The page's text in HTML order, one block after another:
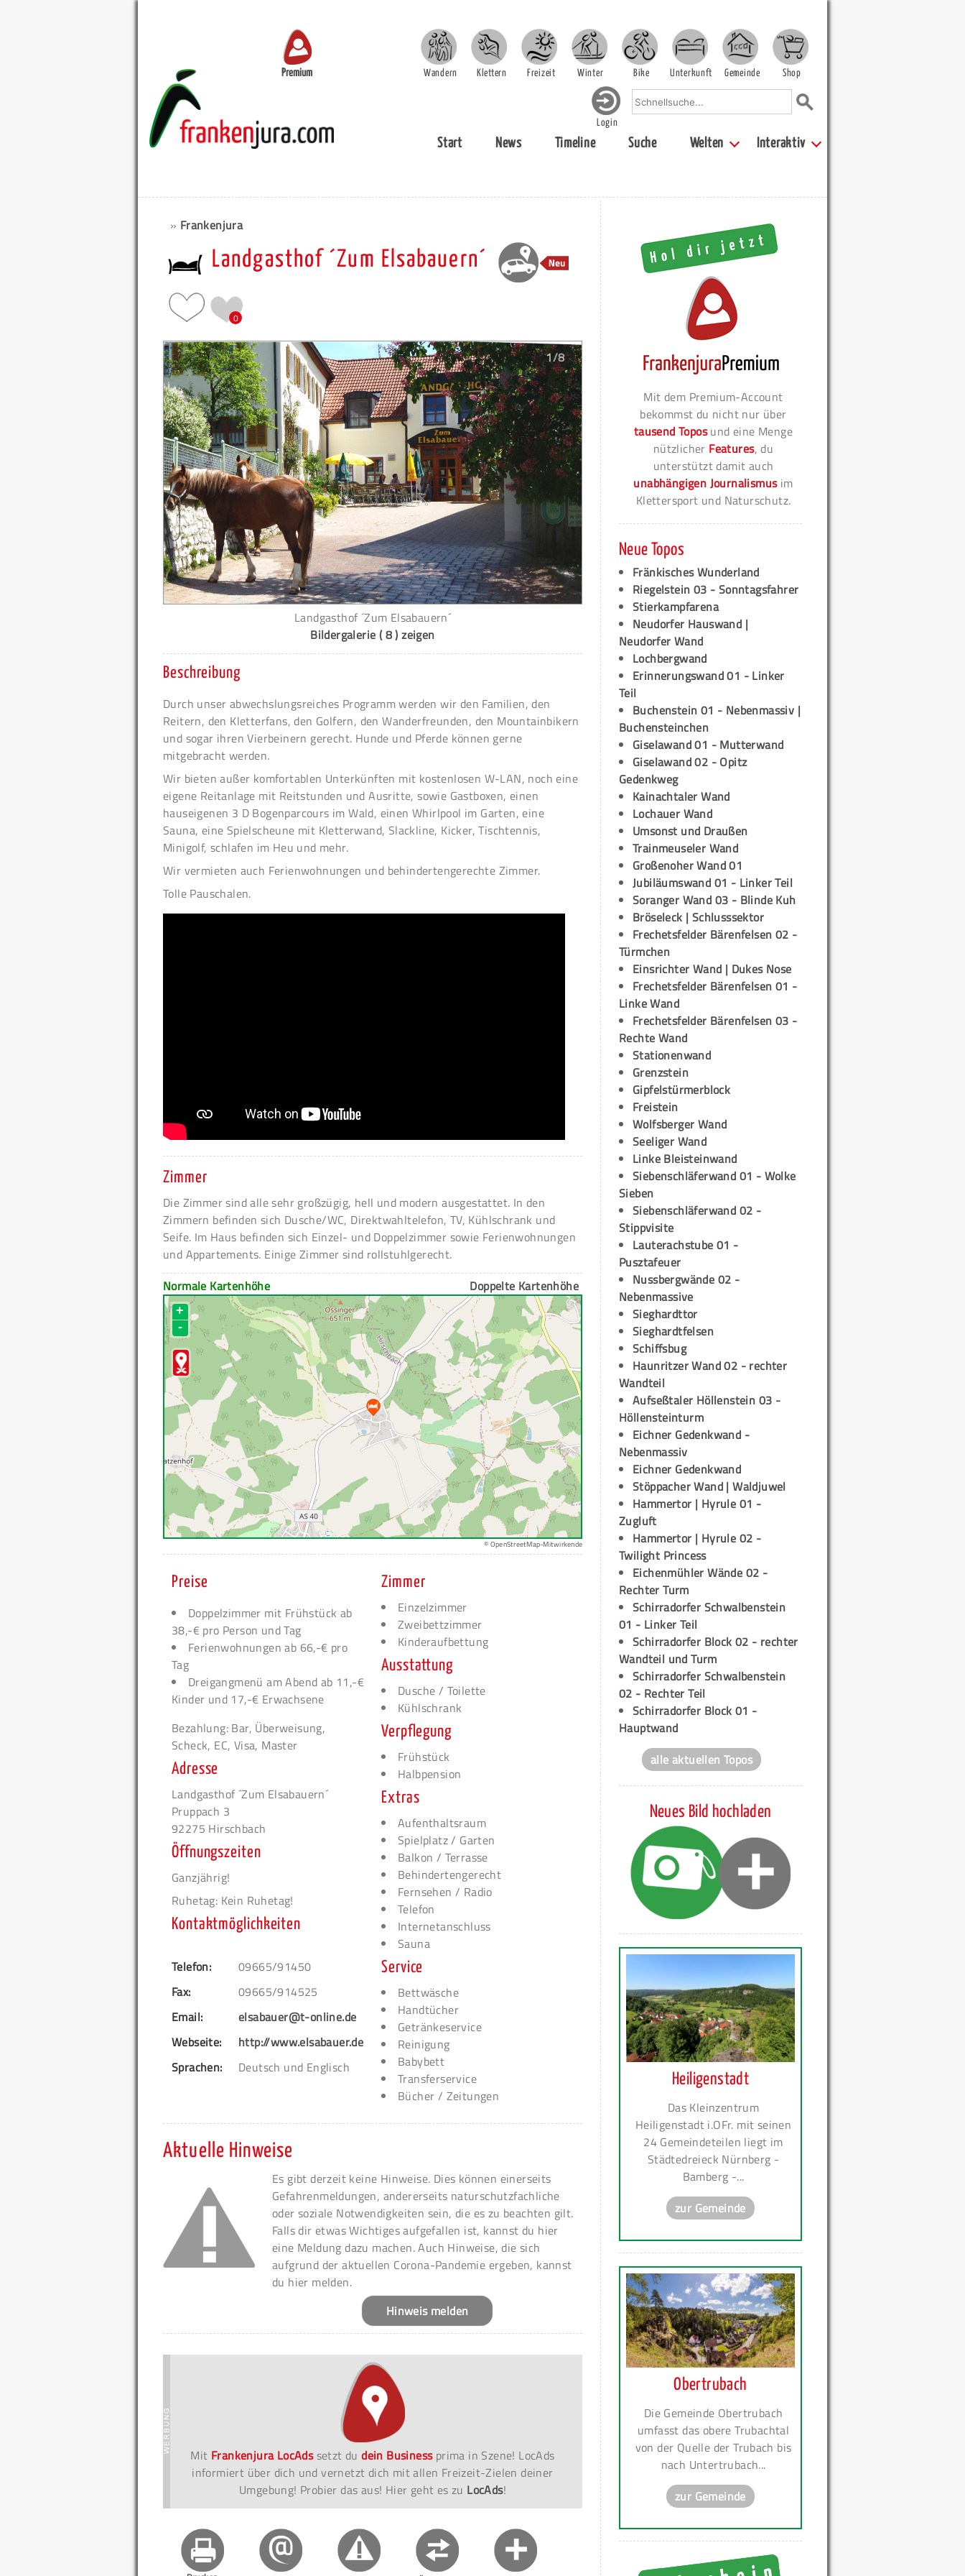
Premium Wandern Klettern Freizeit Winter Bike Unterkunft Gemeinde Shop
Login
Start News Timeline Suche Welten Interaktiv
» Frankenjura
Landgasthof ´Zum Elsabauern´
0
1/8
Landgasthof ´Zum Elsabauern´
Bildergalerie ( 8 ) zeigen
Beschreibung
Durch unser abwechslungsreiches Programm werden wir den Familien, den
Reitern, den Kletterfans, den Golfern, den Wanderfreunden, den Mountainbikern
und sogar ihren Vierbeinern gerecht. Hunde und Pferde können gerne
mitgebracht werden.
Wir bieten außer komfortablen Unterkünften mit kostenlosen W-LAN, noch eine
eigene Reitanlage mit Reitstunden und Ausritte, sowie Gastboxen, einen
hauseigenen 3 D Bogenparcours im Wald, einen Whirlpool im Garten, eine
Sauna, eine Spielscheune mit Kletterwand, Slackline, Kicker, Tischtennis,
Minigolf, schlafen im Heu und mehr.
Wir vermieten auch Ferienwohnungen und behindertengerechte Zimmer.
Tolle Pauschalen.
Zimmer
Die Zimmer sind alle sehr großzügig, hell und modern ausgestattet. In den
Zimmern befinden sich Dusche/WC, Direktwahltelefon, TV, Kühlschrank und
Seife. Im Haus befinden sich Einzel- und Doppelzimmer sowie Ferienwohnungen
und Appartements. Einige Zimmer sind rollstuhlgerecht.
Normale Kartenhöhe
Doppelte Kartenhöhe
+
-
© OpenStreetMap-Mitwirkende
Preise
Doppelzimmer mit Frühstück ab
38,-€ pro Person und Tag
Ferienwohnungen ab 66,-€ pro
Tag
Dreigangmenü am Abend ab 11,-€
Kinder und 17,-€ Erwachsene
Bezahlung: Bar, Überweisung,
Scheck, EC, Visa, Master
Adresse
Landgasthof ´Zum Elsabauern´
Pruppach 3
92275 Hirschbach
Öffnungszeiten
Ganzjährig!
Ruhetag: Kein Ruhetag!
Kontaktmöglichkeiten
Telefon:
09665/91450
Fax:
09665/914525
Email:
elsabauer@t-online.de
Webseite:
http://www.elsabauer.de
Sprachen:
Deutsch und Englisch
Zimmer
Einzelzimmer
Zweibettzimmer
Kinderaufbettung
Ausstattung
Dusche / Toilette
Kühlschrank
Verpflegung
Frühstück
Halbpension
Extras
Aufenthaltsraum
Spielplatz / Garten
Balkon / Terrasse
Behindertengerecht
Fernsehen / Radio
Telefon
Internetanschluss
Sauna
Service
Bettwäsche
Handtücher
Getränkeservice
Reinigung
Babybett
Transferservice
Bücher / Zeitungen
Aktuelle Hinweise
Es gibt derzeit keine Hinweise. Dies können einerseits
Gefahrenmeldungen, andererseits naturschutzfachliche
oder soziale Notwendigkeiten sein, die es zu beachten gilt.
Falls dir etwas Wichtiges aufgefallen ist, kannst du hier
eine Meldung dazu machen. Auch Hinweise, die sich
aufgrund der aktuellen Corona-Pandemie ergeben, kannst
du hier melden.
Hinweis melden
Mit Frankenjura LocAdssetzt dudein Businessprima in Szene! LocAds
informiert über dich und vernetzt dich mit allen Freizeit-Zielen deiner
Umgebung! Probier das aus! Hier geht es zu LocAds!
Mit dem Premium-Account
bekommst du nicht nur über
tausend Toposund eine Menge
nützlicher Features, du
unterstützt damit auch
unabhängigen Journalismusim
Klettersport und Naturschutz.
Neue Topos
Fränkisches Wunderland
Riegelstein 03 - Sonntagsfahrer
Stierkampfarena
Neudorfer Hauswand |
Neudorfer Wand
Lochbergwand
Erinnerungswand 01 - Linker
Teil
Buchenstein 01 - Nebenmassiv |
Buchensteinchen
Giselawand 01 - Mutterwand
Giselawand 02 - Opitz
Gedenkweg
Kainachtaler Wand
Lochauer Wand
Umsonst und Draußen
Trainmeuseler Wand
Großenoher Wand 01
Jubiläumswand 01 - Linker Teil
Soranger Wand 03 - Blinde Kuh
Bröseleck | Schlusssektor
Frechetsfelder Bärenfelsen 02 -
Türmchen
Einsrichter Wand | Dukes Nose
Frechetsfelder Bärenfelsen 01 -
Linke Wand
Frechetsfelder Bärenfelsen 03 -
Rechte Wand
Stationenwand
Grenzstein
Gipfelstürmerblock
Freistein
Wolfsberger Wand
Seeliger Wand
Linke Bleisteinwand
Siebenschläferwand 01 - Wolke
Sieben
Siebenschläferwand 02 -
Stippvisite
Lauterachstube 01 -
Pusztafeuer
Nussbergwände 02 -
Nebenmassive
Sieghardttor
Sieghardtfelsen
Schiffsbug
Haunritzer Wand 02 - rechter
Wandteil
Aufseßtaler Höllenstein 03 -
Höllensteinturm
Eichner Gedenkwand -
Nebenmassiv
Eichner Gedenkwand
Stöppacher Wand | Waldjuwel
Hammertor | Hyrule 01 -
Zugluft
Hammertor | Hyrule 02 -
Twilight Princess
Eichenmühler Wände 02 -
Rechter Turm
Schirradorfer Schwalbenstein
01 - Linker Teil
Schirradorfer Block 02 - rechter
Wandteil und Turm
Schirradorfer Schwalbenstein
02 - Rechter Teil
Schirradorfer Block 01 -
Hauptwand
alle aktuellen Topos
Neues Bild hochladen
Heiligenstadt
Das Kleinzentrum
Heiligenstadt i.OFr. mit seinen
24 Gemeindeteilen liegt im
Städtedreieck Nürnberg -
Bamberg -...
zur Gemeinde
Obertrubach
Die Gemeinde Obertrubach
umfasst das obere Trubachtal
von der Quelle der Trubach bis
nach Untertrubach...
zur Gemeinde